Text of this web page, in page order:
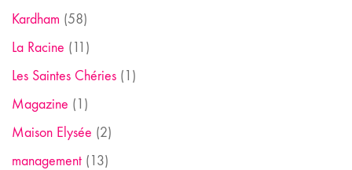
Kardham (58)
La Racine (11)
Les Saintes Chéries (1)
Magazine (1)
Maison Elysée (2)
management (13)